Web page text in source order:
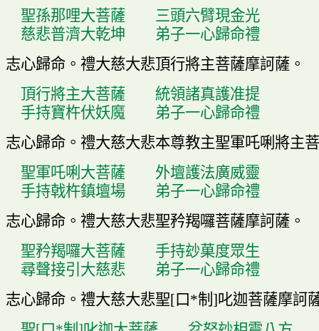
聖孫那哩大菩薩
三頭六臂現金光
慈悲普濟大乾坤
弟子一心歸命禮
志心歸命。 禮大慈大悲頂行將主菩薩摩訶薩。
頂行將主大菩薩
統領諸真護准提
手持寶杵伏妖魔
弟子一心歸命禮
志心歸命。 禮大慈大悲本尊教主聖軍吒唎將主
聖軍吒唎大菩薩
外壇護法廣威靈
手持戟杵鎮壇場
弟子一心歸命禮
志心歸命。 禮大慈大悲聖矜羯囉菩薩摩訶薩。
聖矜羯囉大菩薩
手持玅菓度眾生
尋聲接引大慈悲
弟子一心歸命禮
志心歸命。 禮大慈大悲聖[口 *制 ]叱迦菩薩摩訶